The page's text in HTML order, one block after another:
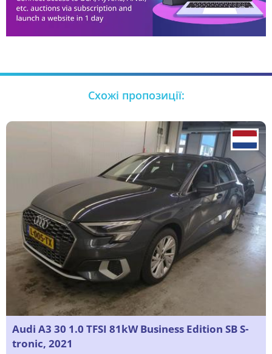
Схожі пропозиції:
Audi A3 30 1.0 TFSI 81kW Business Edition SB S-
tronic, 2021